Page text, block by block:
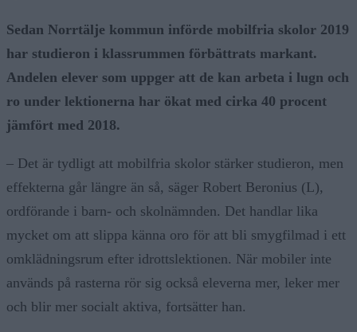
Sedan Norrtälje kommun införde mobilfria skolor 2019
har studieron i klassrummen förbättrats markant.
Andelen elever som uppger att de kan arbeta i lugn och
ro under lektionerna har ökat med cirka 40 procent
jämfört med 2018.
– Det är tydligt att mobilfria skolor stärker studieron, men
effekterna går längre än så, säger Robert Beronius (L),
ordförande i barn- och skolnämnden. Det handlar lika
mycket om att slippa känna oro för att bli smygfilmad i ett
omklädningsrum efter idrottslektionen. När mobiler inte
används på rasterna rör sig också eleverna mer, leker mer
och blir mer socialt aktiva, fortsätter han.